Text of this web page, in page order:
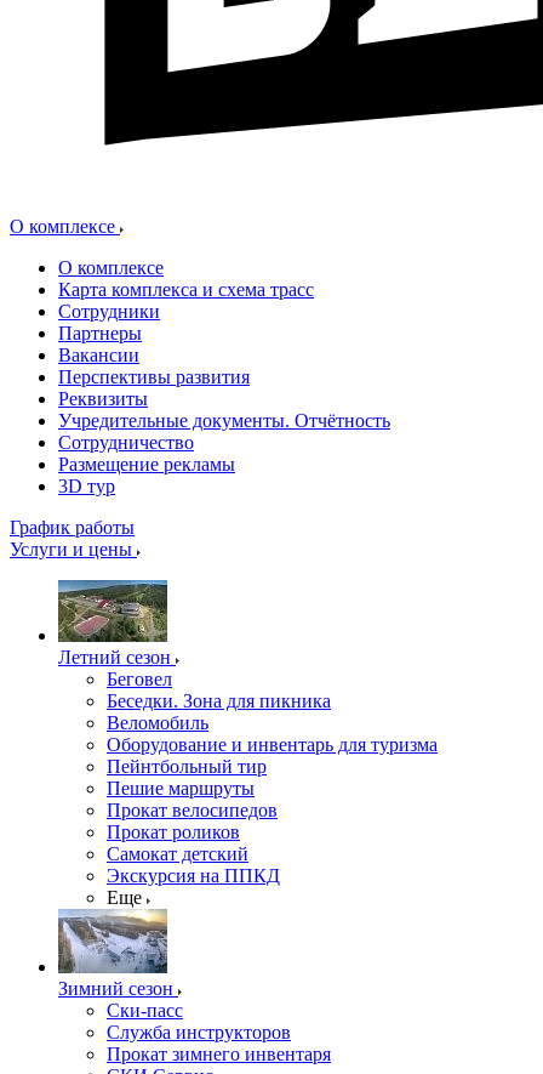
О комплексе
О комплексе
Карта комплекса и схема трасс
Сотрудники
Партнеры
Вакансии
Перспективы развития
Реквизиты
Учредительные документы. Отчётность
Сотрудничество
Размещение рекламы
3D тур
График работы
Услуги и цены
Летний сезон
Беговел
Беседки. Зона для пикника
Веломобиль
Оборудование и инвентарь для туризма
Пейнтбольный тир
Пешие маршруты
Прокат велосипедов
Прокат роликов
Самокат детский
Экскурсия на ППКД
Еще
Зимний сезон
Ски-пасс
Служба инструкторов
Прокат зимнего инвентаря